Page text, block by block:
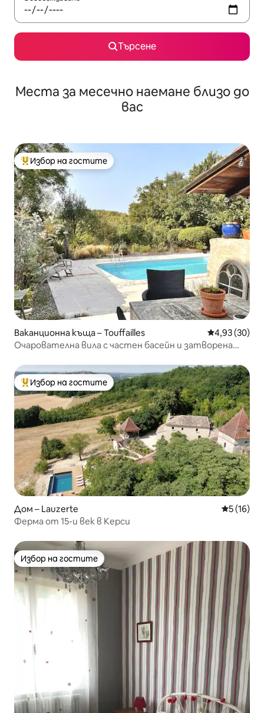
Търсене
Места за месечно наемане близо до
вас
Най-популярен избор на гостите
Избор на гостите
Ваканционна къща – Touffailles Средна
4,93 (30)
Очарователна вила с частен басейн и затворена
Най-популярен избор на гостите
Избор на гостите
Дом – Lauzerte Средна
5 (16)
Ферма от 15-и век в Керси
Избор на гостите
Избор на гостите